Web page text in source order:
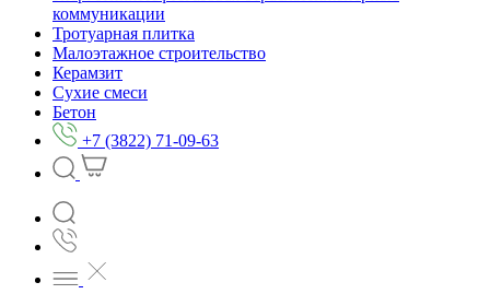
коммуникации
Тротуарная плитка
Малоэтажное строительство
Керамзит
Сухие смеси
Бетон
+7 (3822) 71-09-63